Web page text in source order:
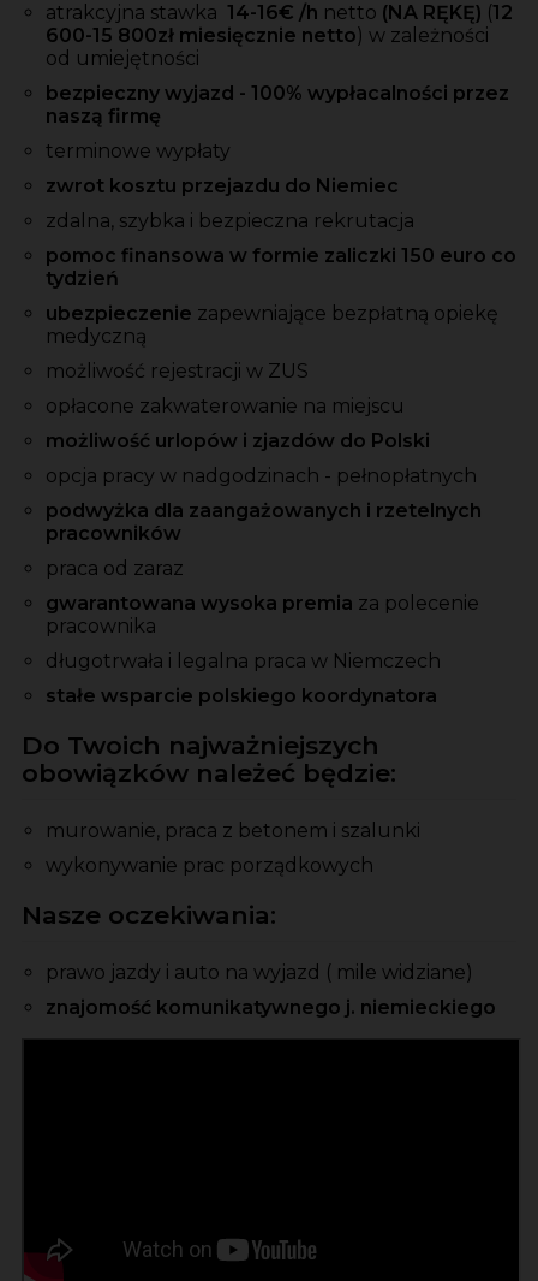
atrakcyjna stawka 14-16€ /h netto (NA RĘKĘ) (12
600-15 800zł miesięcznie netto) w zależności
od umiejętności
bezpieczny wyjazd - 100% wypłacalności przez
naszą firmę
terminowe wypłaty
zwrot kosztu przejazdu do Niemiec
zdalna, szybka i bezpieczna rekrutacja
pomoc finansowa w formie zaliczki 150 euro co
tydzień
ubezpieczenie zapewniające bezpłatną opiekę
medyczną
możliwość rejestracji w ZUS
opłacone zakwaterowanie na miejscu
możliwość urlopów i zjazdów do Polski
opcja pracy w nadgodzinach - pełnopłatnych
podwyżka dla zaangażowanych i rzetelnych
pracowników
praca od zaraz
gwarantowana wysoka premia za polecenie
pracownika
długotrwała i legalna praca w Niemczech
stałe wsparcie polskiego koordynatora
Do Twoich najważniejszych
obowiązków należeć będzie:
murowanie, praca z betonem i szalunki
wykonywanie prac porządkowych
Nasze oczekiwania:
prawo jazdy i auto na wyjazd ( mile widziane)
znajomość komunikatywnego j. niemieckiego